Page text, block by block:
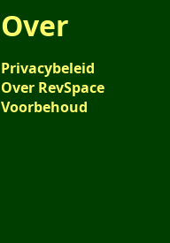
Over
Privacybeleid
Over RevSpace
Voorbehoud